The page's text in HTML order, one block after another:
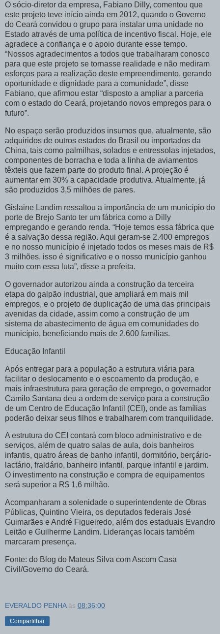
O sócio-diretor da empresa, Fabiano Dilly, comentou que
este projeto teve início ainda em 2012, quando o Governo
do Ceará convidou o grupo para instalar uma unidade no
Estado através de uma política de incentivo fiscal. Hoje, ele
agradece a confiança e o apoio durante esse tempo.
“Nossos agradecimentos a todos que trabalharam conosco
para que este projeto se tornasse realidade e não mediram
esforços para a realização deste empreendimento, gerando
oportunidade e dignidade para a comunidade”, disse
Fabiano, que afirmou estar “disposto a ampliar a parceria
com o estado do Ceará, projetando novos empregos para o
futuro”.
No espaço serão produzidos insumos que, atualmente, são
adquiridos de outros estados do Brasil ou importados da
China, tais como palmilhas, solados e entressolas injetados,
componentes de borracha e toda a linha de aviamentos
têxteis que fazem parte do produto final. A projeção é
aumentar em 30% a capacidade produtiva. Atualmente, já
são produzidos 3,5 milhões de pares.
Gislaine Landim ressaltou a importância de um município do
porte de Brejo Santo ter um fábrica como a Dilly
empregando e gerando renda. “Hoje temos essa fábrica que
é a salvação dessa região. Aqui geram-se 2.400 empregos
e no nosso município é injetado todos os meses mais de R$
3 milhões, isso é significativo e o nosso município ganhou
muito com essa luta”, disse a prefeita.
O governador autorizou ainda a construção da terceira
etapa do galpão industrial, que ampliará em mais mil
empregos, e o projeto de duplicação de uma das principais
avenidas da cidade, assim como a construção de um
sistema de abastecimento de água em comunidades do
município, beneficiando mais de 2.600 famílias.
Educação Infantil
Após entregar para a população a estrutura viária para
facilitar o deslocamento e o escoamento da produção, e
mais infraestrutura para geração de emprego, o governador
Camilo Santana deu a ordem de serviço para a construção
de um Centro de Educação Infantil (CEI), onde as famílias
poderão deixar seus filhos e trabalharem com tranquilidade.
A estrutura do CEI contará com bloco administrativo e de
serviços, além de quatro salas de aula, dois banheiros
infantis, quatro áreas de banho infantil, dormitório, berçário-
lactário, fraldário, banheiro infantil, parque infantil e jardim.
O investimento na construção e compra de equipamentos
será superior a R$ 1,6 milhão.
Acompanharam a solenidade o superintendente de Obras
Públicas, Quintino Vieira, os deputados federais José
Guimarães e André Figueiredo, além dos estaduais Evandro
Leitão e Guilherme Landim. Lideranças locais também
marcaram presença.
Fonte: do Blog do Mateus Silva com Ascom Casa
Civil/Governo do Ceará.
EVERALDO PENHA às 08:36:00
Compartilhar